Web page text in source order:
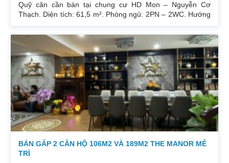
Quỹ căn cần bán tại chung cư HD Mon – Nguyễn Cơ
Thạch. Diện tích: 61,5 m². Phòng ngủ: 2PN – 2WC. Hướng
Giá: 3 tỷ. Diện tích: 67 m². Phòng ngủ: 2PN 2WC. Hướng
ban công: Đông Nam. Nội thất: Nhà full đồ đẹp, Có sổ. Giá:
3 tỷ 250. Diện tích: 86 m². Phòng ngủ: 2PN 2WC. Hướng
ban công: Tây tứ trạch. Nội thất: Nhà full đồ. Có sổ. Giá: 4
tỷ.
BÁN GẤP 2 CĂN HỘ 106M2 VÀ 189M2 THE MANOR MỄ
TRÌ